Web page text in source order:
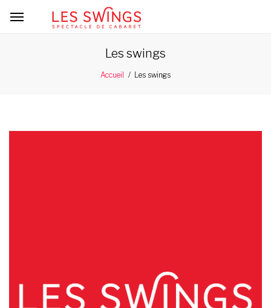
Les swings
Accueil Les swings